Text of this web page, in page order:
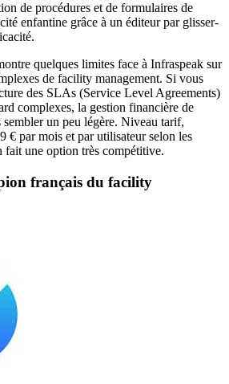
de procédures et de formulaires de
enfantine grâce à un éditeur par glisser-
quelques limites face à Infraspeak sur
de facility management. Si vous
des SLAs (Service Level Agreements)
complexes, la gestion financière de
un peu légère. Niveau tarif,
€ par mois et par utilisateur selon les
fait une option très compétitive.
français du facility